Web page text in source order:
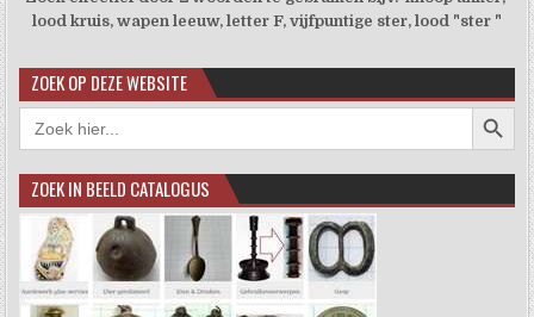
lood kruis, wapen leeuw, letter F, vijfpuntige ster, lood "ster "
ZOEK OP DEZE WEBSITE
Zoek
naar:
ZOEK IN BEELD CATALOGUS